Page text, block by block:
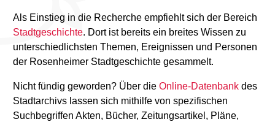
Als Einstieg in die Recherche empfiehlt sich der Bereich
Stadtgeschichte. Dort ist bereits ein breites Wissen zu
unterschiedlichsten Themen, Ereignissen und Personen
der Rosenheimer Stadtgeschichte gesammelt.
Nicht fündig geworden? Über die Online-Datenbankdes
Stadtarchivs lassen sich mithilfe von spezifischen
Suchbegriffen Akten, Bücher, Zeitungsartikel, Pläne,